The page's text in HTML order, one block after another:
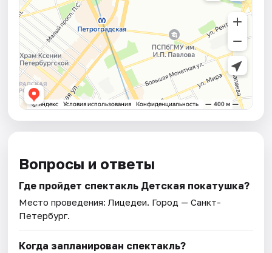
Вопросы и ответы
Где пройдет спектакль Детская покатушка?
Место проведения:Лицедеи. Город — Санкт-
Петербург.
Когда запланирован спектакль?